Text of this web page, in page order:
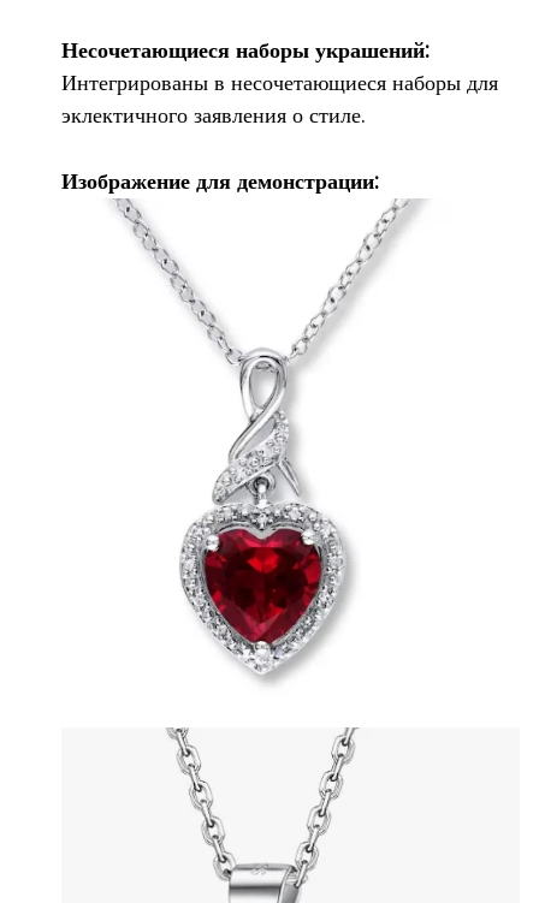
Несочетающиеся наборы украшений:
Интегрированы в несочетающиеся наборы для
эклектичного заявления о стиле.
Изображение для демонстрации: